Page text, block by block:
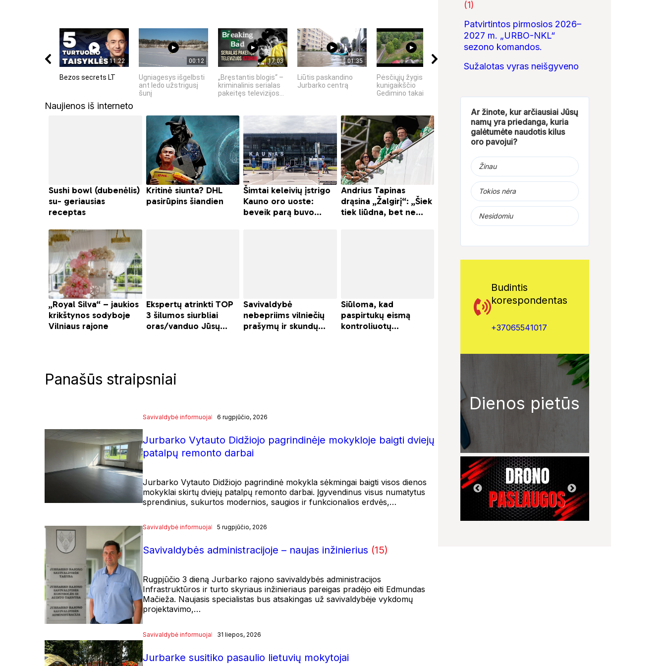
11:22
Bezos secrets LT
00:12
Ugniagesys išgelbsti
ant ledo užstrigusį
šunį
17:03
„Bręstantis blogis“ –
kriminalinis serialas
pakeitęs televizijos...
01:35
Liūtis paskandino
Jurbarko centrą
02:23
Pėsčiųjų žygis
kunigaikščio
Gedimino takais....
Naujienos iš interneto
Panašūs straipsniai
Savivaldybė informuoja 6 rugpjūčio, 2026
Jurbarko Vytauto Didžiojo pagrindinėje mokykloje baigti dviejų
patalpų remonto darbai
Jurbarko Vytauto Didžiojo pagrindinė mokykla sėkmingai baigti visos dienos
mokyklai skirtų dviejų patalpų remonto darbai. Įgyvendinus visus numatytus
sprendinius, sukurtos modernios, saugios ir funkcionalios erdvės,…
Savivaldybė informuoja 5 rugpjūčio, 2026
Savivaldybės administracijoje – naujas inžinierius (15)
Rugpjūčio 3 dieną Jurbarko rajono savivaldybės administracijos
Infrastruktūros ir turto skyriaus inžinieriaus pareigas pradėjo eiti Edmundas
Mačieža. Naujasis specialistas bus atsakingas už savivaldybėje vykdomų
projektavimo,…
Savivaldybė informuoja 31 liepos, 2026
Jurbarke susitiko pasaulio lietuvių mokytojai
(1)
Patvirtintos pirmosios 2026–
2027 m. „URBO-NKL“
sezono komandos.
Sužalotas vyras neišgyveno
Ar žinote, kur arčiausiai Jūsų
namų yra priedanga, kuria
galėtumėte naudotis kilus
oro pavojui?
Žinau
Tokios nėra
Nesidomiu
Budintis
korespondentas
+37065541017
Dienos pietūs